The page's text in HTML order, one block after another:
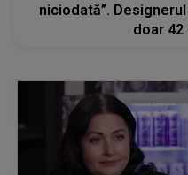
niciodată”.
doar 42